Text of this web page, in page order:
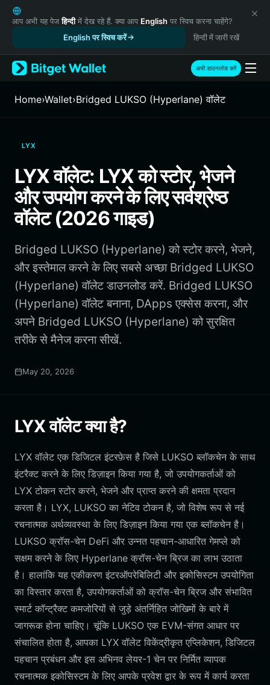
English
日本語
Русский
Español (Latinoamérica)
Türkçe
Italiano
繁體中文
Português (Portugal)
Bahasa Indonesia
ภาษาไทย
Português (Brasil)
Español (Argentina)
आप अभी यह पेजहिन्दीमें देख रहे हैं. क्या आप English पर स्विच करना चाहेंगे?
English पर स्विच करें
हिन्दी में जारी रखें
अभी डाउनलोड करें
Home›Wallet›Bridged LUKSO (Hyperlane) वॉलेट
LYX
LYX वॉलेट: LYX को स्टोर, भेजने
और उपयोग करने के लिए सर्वश्रेष्ठ
वॉलेट (2026 गाइड)
Bridged LUKSO (Hyperlane) को स्टोर करने, भेजने,
और इस्तेमाल करने के लिए सबसे अच्छा Bridged LUKSO
(Hyperlane) वॉलेट डाउनलोड करें. Bridged LUKSO
(Hyperlane) वॉलेट बनाना, DApps एक्सेस करना, और
अपने Bridged LUKSO (Hyperlane) को सुरक्षित
तरीके से मैनेज करना सीखें.
May 20, 2026
LYX वॉलेट क्या है?
LYX वॉलेट एक डिजिटल इंटरफ़ेस है जिसे LUKSO ब्लॉकचेन के साथ
इंटरैक्ट करने के लिए डिज़ाइन किया गया है, जो उपयोगकर्ताओं को
LYX टोकन स्टोर करने, भेजने और प्राप्त करने की क्षमता प्रदान
करता है। LYX, LUKSO का नेटिव टोकन है, जो विशेष रूप से नई
रचनात्मक अर्थव्यवस्था के लिए डिज़ाइन किया गया एक ब्लॉकचेन है।
LUKSO क्रॉस-चेन DeFi और उन्नत पहचान-आधारित गेमप्ले को
सक्षम करने के लिए Hyperlane क्रॉस-चेन ब्रिज का लाभ उठाता
है। हालांकि यह एकीकरण इंटरऑपरेबिलिटी और इकोसिस्टम उपयोगिता
का विस्तार करता है, उपयोगकर्ताओं को क्रॉस-चेन ब्रिज और संभावित
स्मार्ट कॉन्ट्रैक्ट कमजोरियों से जुड़े अंतर्निहित जोखिमों के बारे में
जागरूक होना चाहिए। चूंकि LUKSO एक EVM-संगत आधार पर
संचालित होता है, आपका LYX वॉलेट विकेंद्रीकृत एप्लिकेशन, डिजिटल
पहचान प्रबंधन और इस अभिनव लेयर-1 चेन पर निर्मित व्यापक
रचनात्मक इकोसिस्टम के लिए आपके प्रवेश द्वार के रूप में कार्य करता